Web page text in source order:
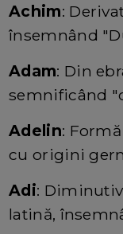
Achim:
însemnând
Adam: Din
semnificând
Adelin:
cu origini
Adi:
latină,